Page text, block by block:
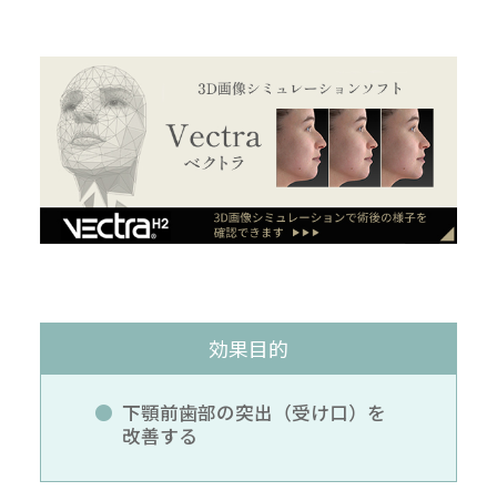
効果目的
下顎前歯部の突出（受け口）を
改善する